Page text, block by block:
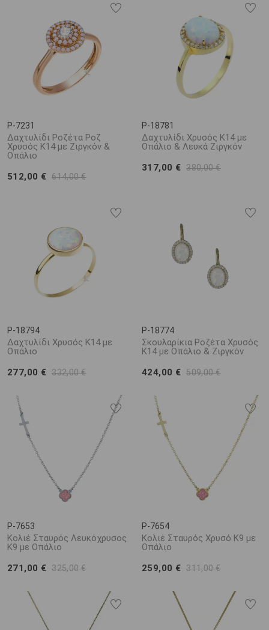
P-7231
Δαχτυλίδι Ροζέτα Ροζ
Χρυσός Κ14 με Ζιργκόν &
Οπάλιο
512,00 € 614,00 €
P-18781
Δαχτυλίδι Χρυσός Κ14 με
Οπάλιο & Λευκά Ζιργκόν
317,00 € 380,00 €
P-18794
Δαχτυλίδι Χρυσός Κ14 με
Οπάλιο
277,00 € 332,00 €
P-18774
Σκουλαρίκια Ροζέτα Χρυσός
Κ14 με Οπάλιο & Ζιργκόν
424,00 € 509,00 €
P-7653
Κολιέ Σταυρός Λευκόχρυσος
Κ9 με Οπάλιο
271,00 € 325,00 €
P-7654
Κολιέ Σταυρός Χρυσό Κ9 με
Οπάλιο
259,00 € 311,00 €